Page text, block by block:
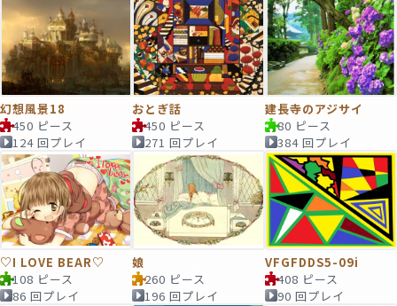
幻想風景18
450 ピース
124 回プレイ
おとぎ話
450 ピース
271 回プレイ
建長寺のアジサイ
80 ピース
384 回プレイ
♡I LOVE BEAR♡
108 ピース
86 回プレイ
娘
260 ピース
196 回プレイ
VFGFDDS5-09i
408 ピース
90 回プレイ